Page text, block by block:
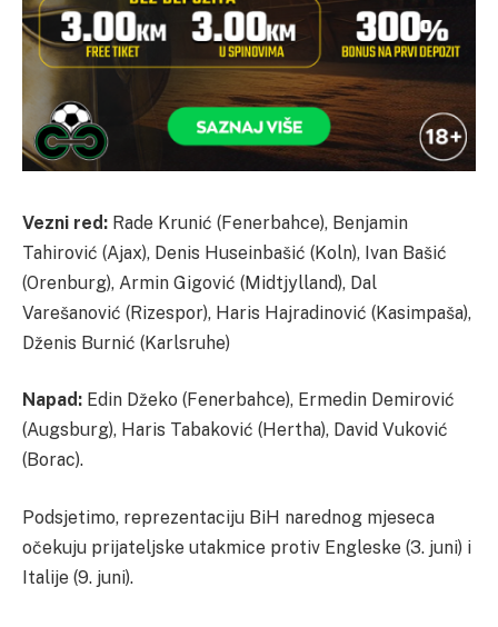
Vezni red: Rade Krunić (Fenerbahce), Benjamin
Tahirović (Ajax), Denis Huseinbašić (Koln), Ivan Bašić
(Orenburg), Armin Gigović (Midtjylland), Dal
Varešanović (Rizespor), Haris Hajradinović (Kasimpaša),
Dženis Burnić (Karlsruhe)
Napad: Edin Džeko (Fenerbahce), Ermedin Demirović
(Augsburg), Haris Tabaković (Hertha), David Vuković
(Borac).
Podsjetimo, reprezentaciju BiH narednog mjeseca
očekuju prijateljske utakmice protiv Engleske (3. juni) i
Italije (9. juni).